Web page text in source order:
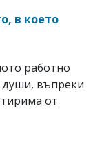
в което
работно
души, въпреки
от